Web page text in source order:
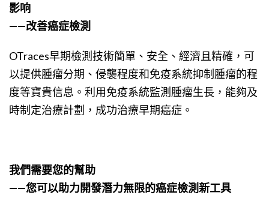
影响
——改善癌症檢測
OTraces早期檢測技術簡單、安全、經濟且精確，可
以提供腫瘤分期、侵襲程度和免疫系統抑制腫瘤的程
度等寶貴信息。利用免疫系統監測腫瘤生長，能夠及
時制定治療計劃，成功治療早期癌症。
我們需要您的幫助
——您可以助力開發潛力無限的癌症檢測新工具